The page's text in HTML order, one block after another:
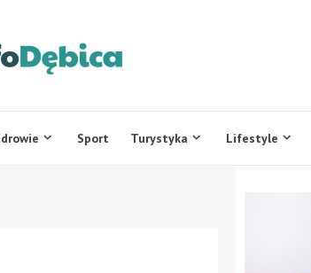
Sport Turystyka Lifestyle